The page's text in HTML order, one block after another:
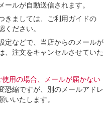
ルが自動送信されます。
きましては、ご利用ガイドの
ください。
定などで、当店からのメールが
、注文をキャンセルさせていた
用の場合、メールが届かない
恐縮ですが、別のメールアドレ
いいたします。